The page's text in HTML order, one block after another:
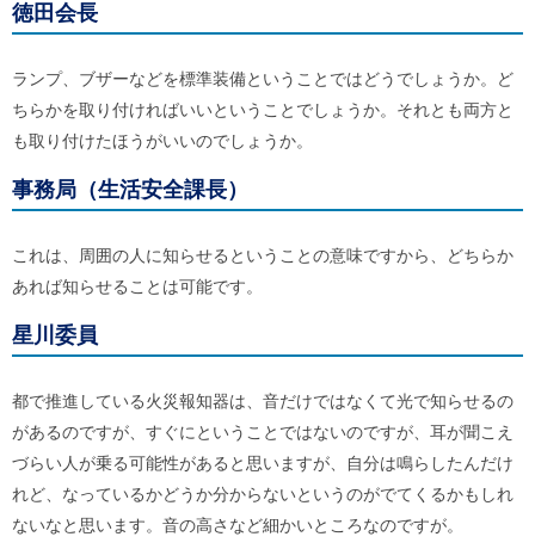
徳田会長
ランプ、ブザーなどを標準装備ということではどうでしょうか。ど
ちらかを取り付ければいいということでしょうか。それとも両方と
も取り付けたほうがいいのでしょうか。
事務局（生活安全課長）
これは、周囲の人に知らせるということの意味ですから、どちらか
あれば知らせることは可能です。
星川委員
都で推進している火災報知器は、音だけではなくて光で知らせるの
があるのですが、すぐにということではないのですが、耳が聞こえ
づらい人が乗る可能性があると思いますが、自分は鳴らしたんだけ
れど、なっているかどうか分からないというのがでてくるかもしれ
ないなと思います。音の高さなど細かいところなのですが。